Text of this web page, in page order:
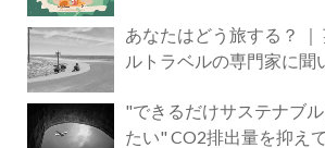
あなたはどう旅する？ ｜ 英国サステナブ
ルトラベルの専門家に聞
"できるだけサステナブ
たい" CO2排出量を抑え